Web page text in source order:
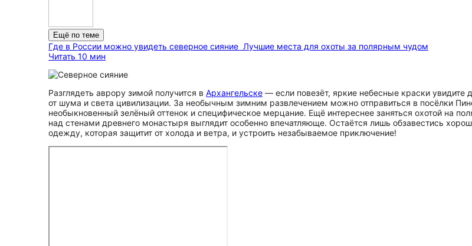
Ещё по теме
Где в России можно увидеть северное сияние Лучшие места для охоты за полярным чудом
Читать 10 мин
Разглядеть аврору зимой получится в Архангельске — если повезёт, яркие небесные краски
от шума и света цивилизации. За необычным зимним развлечением можно отправиться в посёлки
необыкновенный зелёный оттенок и специфическое мерцание. Ещё интереснее заняться охотой на
над стенами древнего монастыря выглядит особенно впечатляюще. Остаётся лишь обзавестись
одежду, которая защитит от холода и ветра, и устроить незабываемое приключение!